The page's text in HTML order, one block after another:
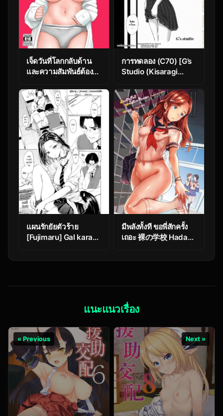
เจ็ดวันที่โลกกลับด้าน
และความสัมพันธ์ต้อง
[Chiru Kuni (Onaka
Emi)] Seiki Gyakuten
Kanojo ni Dakareru
Nanokakan
การทดลอง (C70) [G’s
Studio (Kisaragi
1 (KimiKiss)
แผนรักยัยตัวร้าย
[Fujimaru] Gal kara
มีพลังทั้งที ขอพี่สักครั้ง
เถอะ 裸の学校 Hadaka
แนะแนวเรื่อง
« Previous Next »